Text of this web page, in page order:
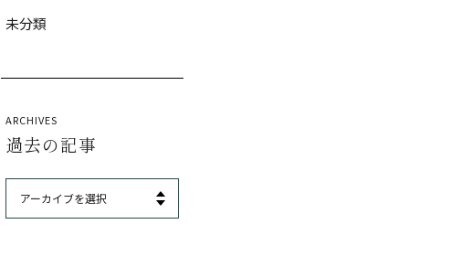
未分類
ARCHIVES
過去の記事